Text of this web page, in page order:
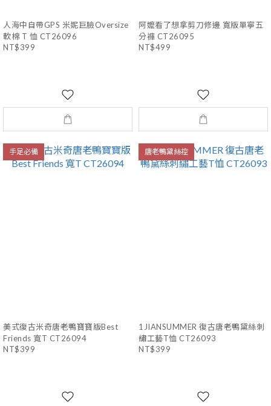
人海中自帶GPS 米妮巨臉Oversize
軟棉 T 恤 CT26096
NT$399
阿嬤看了想拿剪刀修邊 寬版單寧五
分褲 CT26095
NT$499
手足必備
美式復古米奇唐老鴨寶寶版Best
Friends 寬T CT26094
NT$399
唐老鴨黛絲控
1JIANSUMMER 復古唐老鴨黛絲刺
繡工藝T恤 CT26093
NT$399